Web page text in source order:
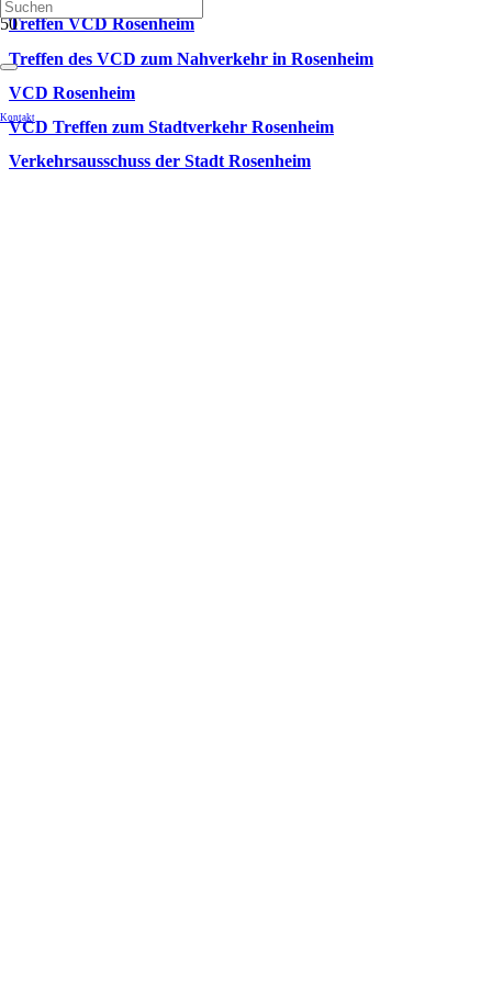
Kontakt
Treffen VCD Rosenheim
Treffen des VCD zum Nahverkehr in Rosenheim
VCD Rosenheim
VCD Treffen zum Stadtverkehr Rosenheim
Verkehrsausschuss der Stadt Rosenheim